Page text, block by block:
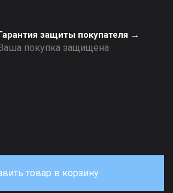
защиты покупателя →
покупка защищена
товар в корзину